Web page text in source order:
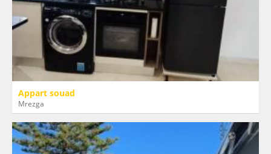
Appart souad
Mrezga